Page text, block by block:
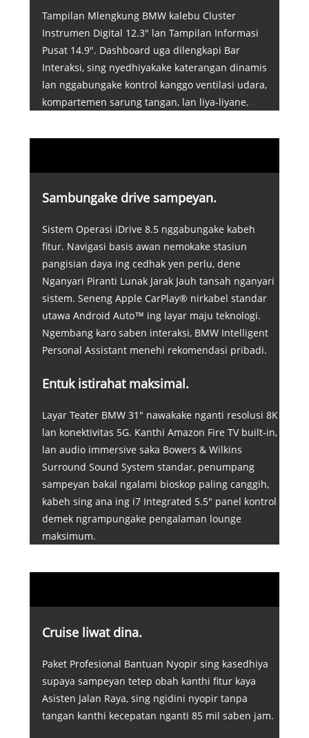
Tampilan Mlengkung BMW kalebu Cluster
Instrumen Digital 12.3" lan Tampilan Informasi
Pusat 14.9". Dashboard uga dilengkapi Bar
Interaksi, sing nyedhiyakake katerangan dinamis
lan nggabungake kontrol kanggo ventilasi udara,
kompartemen sarung tangan, lan liya-liyane.
Sambungake drive sampeyan.
Sistem Operasi iDrive 8.5 nggabungake kabeh
fitur. Navigasi basis awan nemokake stasiun
pangisian daya ing cedhak yen perlu, dene
Nganyari Piranti Lunak Jarak Jauh tansah nganyari
sistem. Seneng Apple CarPlay® nirkabel standar
utawa Android Auto™ ing layar maju teknologi.
Ngembang karo saben interaksi, BMW Intelligent
Personal Assistant menehi rekomendasi pribadi.
Entuk istirahat maksimal.
Layar Teater BMW 31" nawakake nganti resolusi 8K
lan konektivitas 5G. Kanthi Amazon Fire TV built-in,
lan audio immersive saka Bowers & Wilkins
Surround Sound System standar, penumpang
sampeyan bakal ngalami bioskop paling canggih,
kabeh sing ana ing i7 Integrated 5.5" panel kontrol
demek ngrampungake pengalaman lounge
maksimum.
Cruise liwat dina.
Paket Profesional Bantuan Nyopir sing kasedhiya
supaya sampeyan tetep obah kanthi fitur kaya
Asisten Jalan Raya, sing ngidini nyopir tanpa
tangan kanthi kecepatan nganti 85 mil saben jam.